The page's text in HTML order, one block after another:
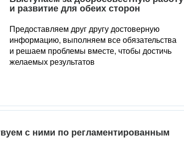
и развитие для обеих сторон
Предоставляем друг другу достоверную
информацию, выполняем все обязательства
и решаем проблемы вместе, чтобы достичь
желаемых результатов
с ними по регламентированным